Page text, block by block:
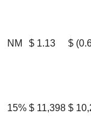
NM $ 1.13 $
15% $ 11,398 $